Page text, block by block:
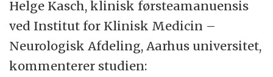
Helge Kasch, klinisk førsteamanuensis
ved Institut for Klinisk Medicin –
Neurologisk Afdeling, Aarhus universitet,
kommenterer studien: